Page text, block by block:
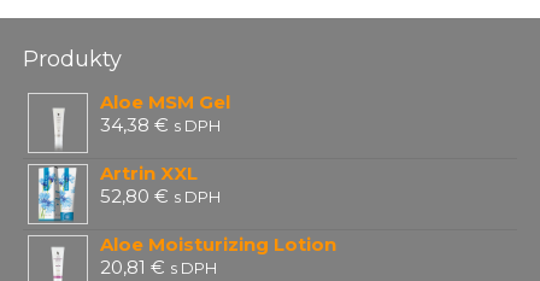
Produkty
Aloe MSM Gel
34,38€ s DPH
Artrin XXL
52,80€ s DPH
Aloe Moisturizing Lotion
20,81€ s DPH